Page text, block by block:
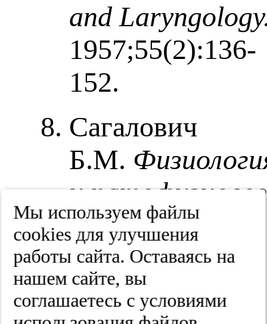
and
1957;55(2):136-
152.
Сагалович
Б.М.
и
верхних
дыхательных
путей.М.:
Мы используем файлы
cооkies для улучшения
работы сайта. Оставаясь на
нашем сайте, вы
соглашаетесь с условиями